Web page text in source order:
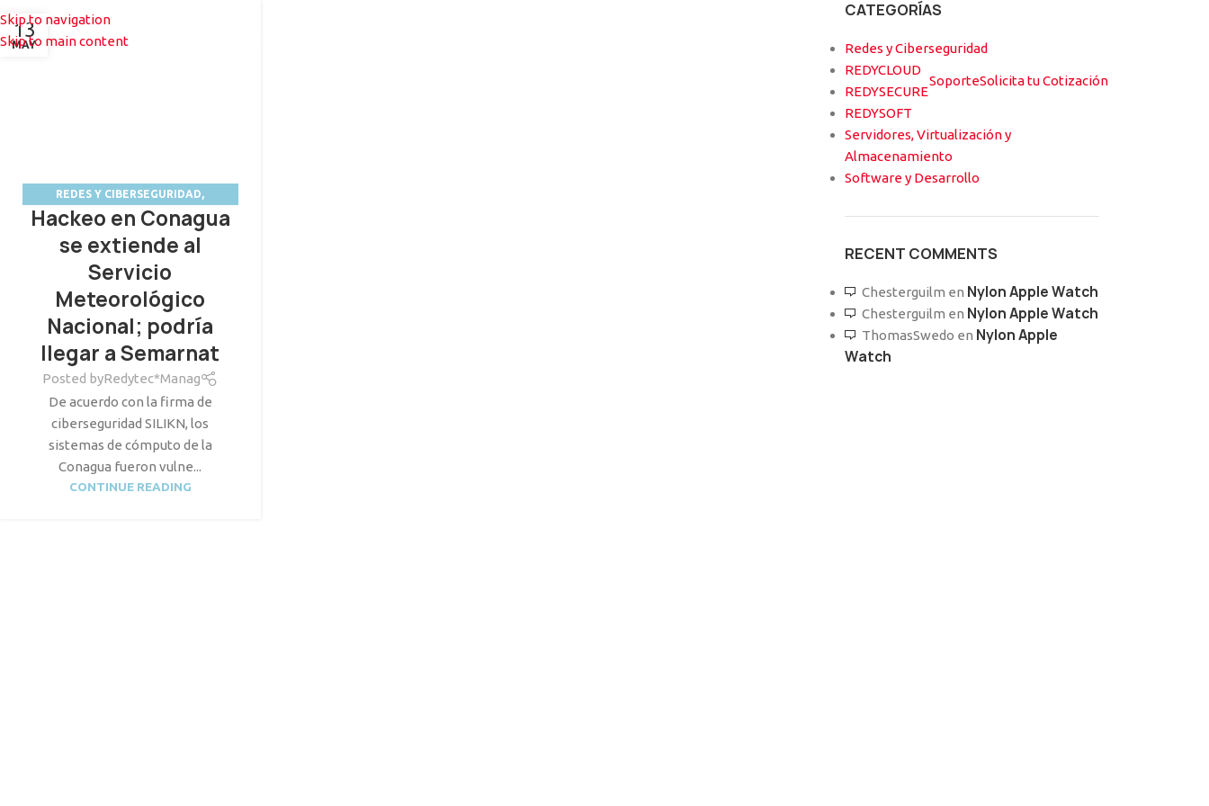
Skip to navigation
Skip to main content
1542 6652
SoporteSolicita tu Cotización
13
MAY
REDES Y CIBERSEGURIDAD,
REDYSECURE
Hackeo en Conagua
se extiende al
Servicio
Meteorológico
Nacional; podría
llegar a Semarnat
Posted byRedytec*Manag
De acuerdo con la firma de
ciberseguridad SILIKN, los
sistemas de cómputo de la
Conagua fueron vulne...
CONTINUE READING
CATEGORÍAS
Redes y Ciberseguridad
REDYCLOUD
REDYSECURE
REDYSOFT
Servidores, Virtualización y
Almacenamiento
Software y Desarrollo
RECENT COMMENTS
Chesterguilm en Nylon Apple Watch
Chesterguilm en Nylon Apple Watch
ThomasSwedo en Nylon Apple
Watch